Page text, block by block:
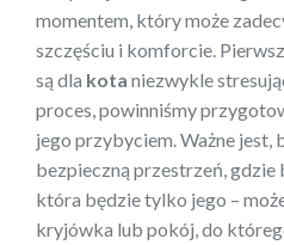
momentem, który może
szczęściu i komforcie.
są dla kota niezwykle
proces, powinniśmy
jego przybyciem. Ważne jest,
bezpieczną przestrzeń, gdzie
która będzie tylko jego –
kryjówka lub pokój, do